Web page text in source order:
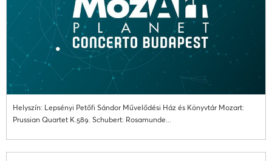
Helyszín: Lepsényi Petőfi Sándor Művelődési Ház és Könyvtár Mozart:
Prussian Quartet K.589. Schubert: Rosamunde...